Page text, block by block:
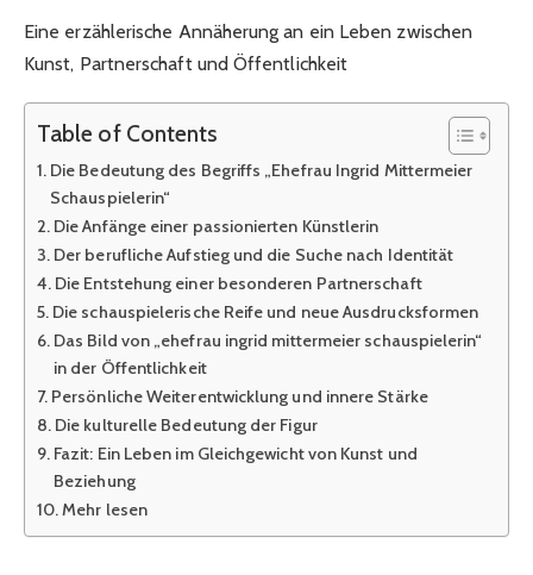
Eine erzählerische Annäherung an ein Leben zwischen
Kunst, Partnerschaft und Öffentlichkeit
Table of Contents
Die Bedeutung des Begriffs „Ehefrau Ingrid Mittermeier
Schauspielerin“
Die Anfänge einer passionierten Künstlerin
Der berufliche Aufstieg und die Suche nach Identität
Die Entstehung einer besonderen Partnerschaft
Die schauspielerische Reife und neue Ausdrucksformen
Das Bild von „ehefrau ingrid mittermeier schauspielerin“
in der Öffentlichkeit
Persönliche Weiterentwicklung und innere Stärke
Die kulturelle Bedeutung der Figur
Fazit: Ein Leben im Gleichgewicht von Kunst und
Beziehung
Mehr lesen